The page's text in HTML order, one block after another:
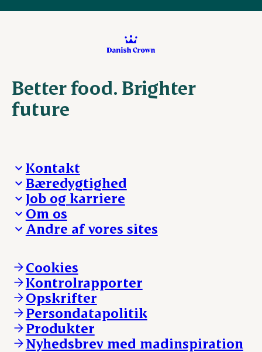
Better food. Brighter
future
Kontakt
Besøg Danish Crown
Presse og nyheder
Reklamationer
Whistleblower
Øvrige henvendelser
Bæredygtighed
Fra jord til bord
Hverdagen
Ansvarlighed og nøgletal
Job og karriere
Arbejd med os
Ledige stillinger
Om os
Hvem er vi
Vores resultater
Vores lokationer
Kontakt
Andre af vores sites
Andelsejere - kreatur
Danishcrownprofessional.com
DAT-Schaub.com
ESS-FOOD.com
Fonden Dansk Gastronomi
KLS.se
nordicspoor.com
Scanhide.dk
Cookies
Kontrolrapporter
Opskrifter
Persondatapolitik
Produkter
Nyhedsbrev med madinspiration